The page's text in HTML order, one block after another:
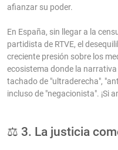
afianzar su poder.
En España, sin llegar a la
partidista de RTVE, el
creciente presión sobre los
ecosistema donde la
tachado de "ultraderecha",
incluso de "negacionista". ¡Si
⚖️ 3. La justicia